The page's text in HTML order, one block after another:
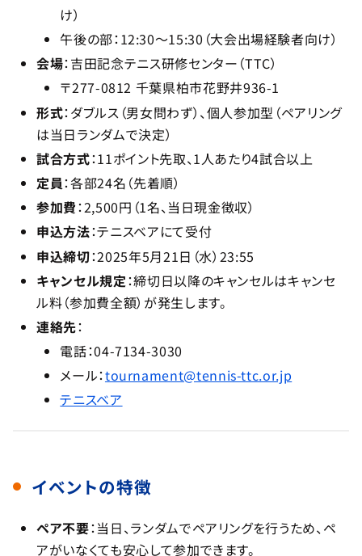
け）
午後の部：12:30～15:30（大会出場経験者向け）
会場：吉田記念テニス研修センター（TTC）
〒277-0812 千葉県柏市花野井936-1
形式：ダブルス（男女問わず）、個人参加型（ペアリング
は当日ランダムで決定）
試合方式：11ポイント先取、1人あたり4試合以上
定員：各部24名（先着順）
参加費：2,500円（1名、当日現金徴収）
申込方法：テニスベアにて受付
申込締切：2025年5月21日（水）23:55
キャンセル規定：締切日以降のキャンセルはキャンセ
ル料（参加費全額）が発生します。
連絡先：
電話：04-7134-3030
メール：tournament@tennis-ttc.or.jp
テニスベア
イベントの特徴
ペア不要：当日、ランダムでペアリングを行うため、ペ
アがいなくても安心して参加できます。